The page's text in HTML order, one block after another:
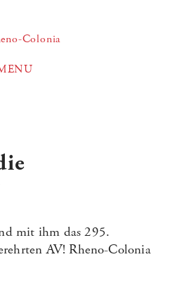
mit ihm das 295.
AV! Rheno-Colonia